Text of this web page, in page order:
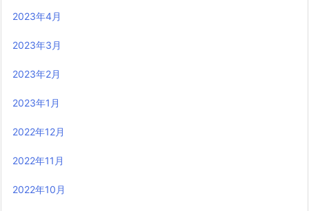
2023年4月
2023年3月
2023年2月
2023年1月
2022年12月
2022年11月
2022年10月